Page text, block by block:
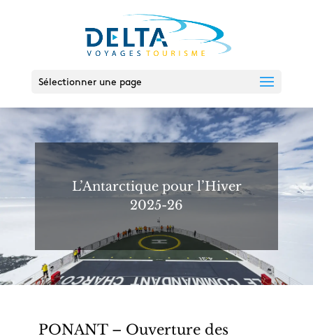
Sélectionner une page
L’Antarctique pour l’Hiver
2025-26
PONANT – Ouverture des